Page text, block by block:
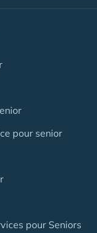
pour senior
pour Seniors